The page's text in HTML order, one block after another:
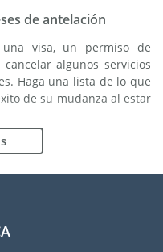
de antelación
visa, un permiso de
algunos servicios
Haga una lista de lo que
de su mudanza al estar
de mudanzas son
puede confiar. Los